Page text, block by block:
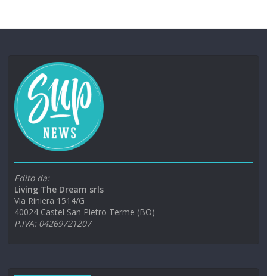
Edito da:
Living The Dream srls
Via Riniera 1514/G
40024 Castel San Pietro Terme (BO)
P.IVA: 04269721207